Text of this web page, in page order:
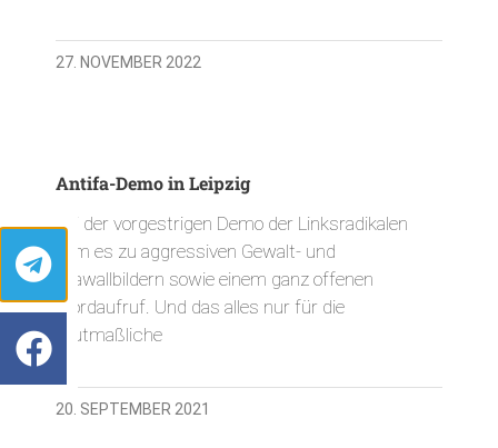
27. NOVEMBER 2022
Antifa-Demo in Leipzig
Bei der vorgestrigen Demo der Linksradikalen
kam es zu aggressiven Gewalt- und
Krawallbildern sowie einem ganz offenen
Mordaufruf. Und das alles nur für die
mutmaßliche
20. SEPTEMBER 2021